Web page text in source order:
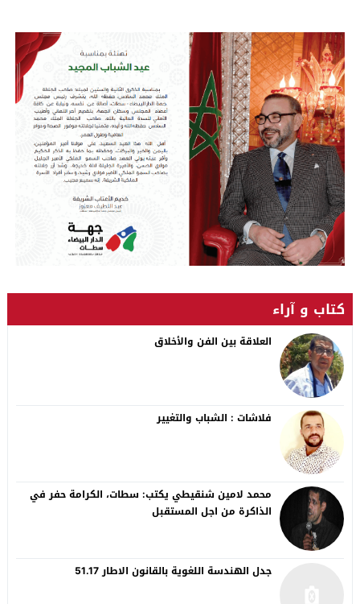
كتاب و آراء
العلاقة بين الفن والأخلاق
فلاشات : الشباب والتغيير
محمد لامين شنقيطي يكتب: سطات، الكرامة حفر في
الذاكرة من اجل المستقبل
جدل الهندسة اللغوية بالقانون الاطار 51.17